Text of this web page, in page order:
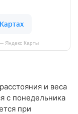
Яндекс Карты
и веса
с понедельника
при